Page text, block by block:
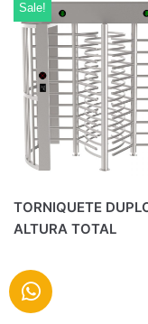
Sale!
TORNIQUETE
ALTURA TOTAL